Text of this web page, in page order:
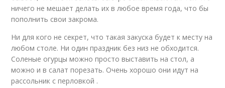
ничего не мешает делать их в любое время года, что бы
пополнить свои закрома.
Ни для кого не секрет, что такая закуска будет к месту на
любом столе. Ни один праздник без низ не обходится.
Соленые огурцы можно просто выставить на стол, а
можно и в салат порезать. Очень хорошо они идут на
рассольник с перловкой .